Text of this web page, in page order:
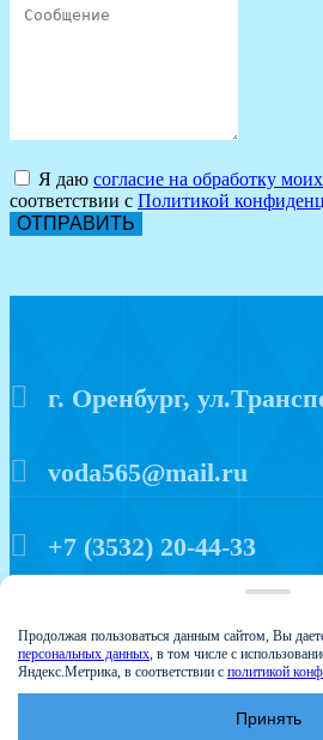
Я даю согласие на обработку
соответствии с Политикой
ОТПРАВИТЬ
г. Оренбург,
voda565@mail.ru
+7 (3532) 20-44-33
Продолжая пользоваться данным сайтом, Вы
персональных данных, в том числе с
Яндекс.Метрика, в соответствии с политикой
Принять